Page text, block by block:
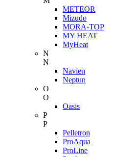
METEOR
Mizudo
MORA-TOP
MY HEAT
MyHeat
N
N
Navien
Neptun
O
O
Oasis
P
P
Pelletron
ProAqua
ProLine